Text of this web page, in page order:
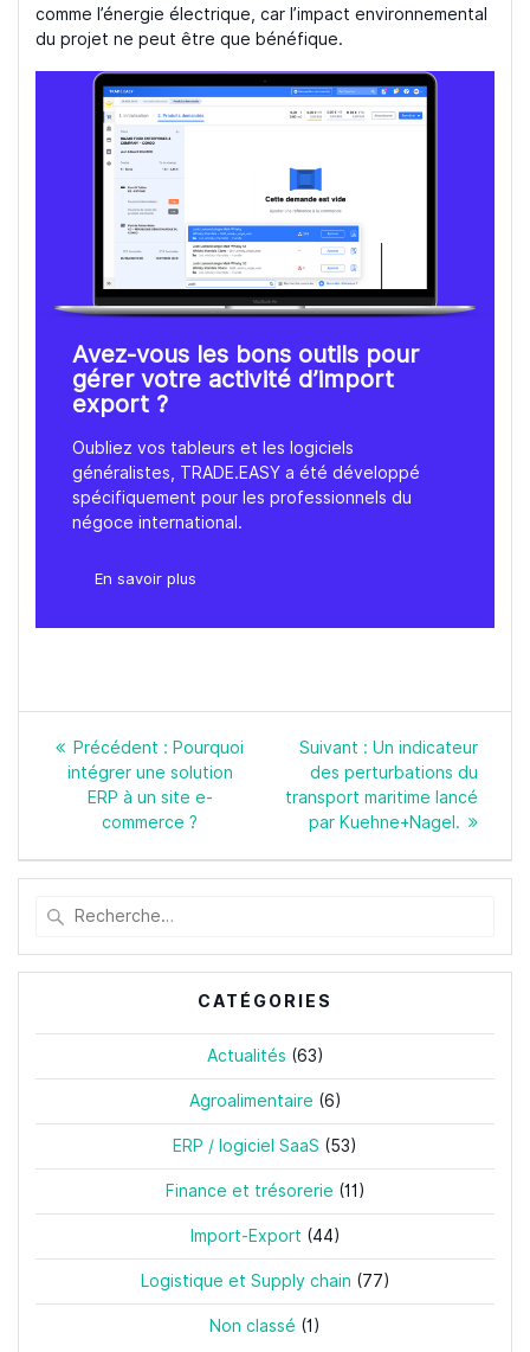
comme l’énergie électrique, car l’impact environnemental
du projet ne peut être que bénéfique.
Avez-vous les bons outils pour
gérer votre activité d’import
export ?
Oubliez vos tableurs et les logiciels
généralistes, TRADE.EASY a été développé
spécifiquement pour les professionnels du
négoce international.
En savoir plus
l’article
Précédent : Article
précédent
:
Pourquoi
intégrer une solution
ERP à un site e-
commerce ?
Suivant : Article
suivant
:
Un indicateur
des perturbations du
transport maritime lancé
par Kuehne+Nagel.
:
CATÉGORIES
Actualités (63)
Agroalimentaire (6)
ERP / logiciel SaaS (53)
Finance et trésorerie (11)
Import-Export (44)
Logistique et Supply chain (77)
Non classé (1)